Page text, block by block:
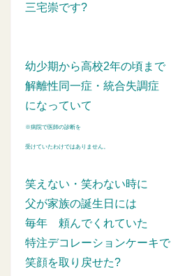
三宅崇です?
幼少期から高校2年の頃まで
解離性同一症・統合失調症
になっていて
※病院で医師の診断を
受けていたわけではありません。
笑えない・笑わない時に
父が家族の誕生日には
毎年 頼んでくれていた
特注デコレーションケーキで
笑顔を取り戻せた?